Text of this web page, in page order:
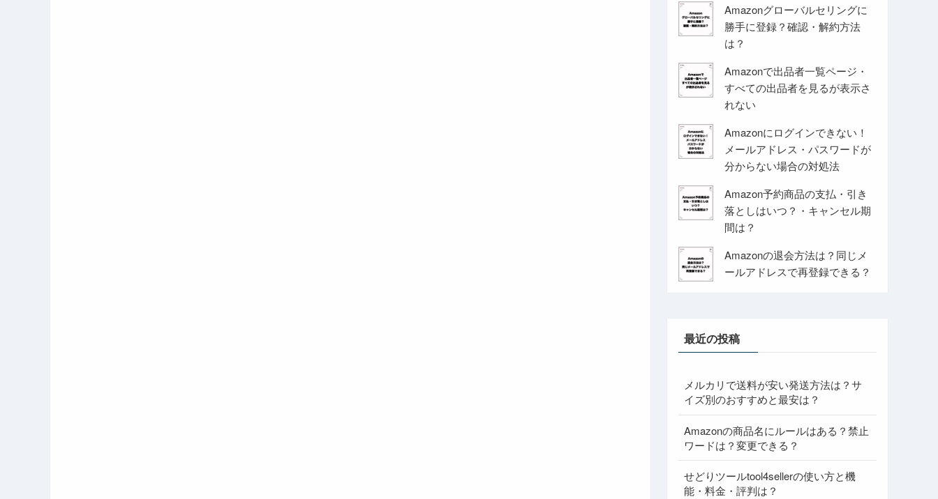
Amazonグローバルセリングに
勝手に登録？確認・解約方法
は？
Amazonで出品者一覧ページ・
すべての出品者を見るが表示さ
れない
Amazonにログインできない！
メールアドレス・パスワードが
分からない場合の対処法
Amazon予約商品の支払・引き
落としはいつ？・キャンセル期
間は？
Amazonの退会方法は？同じメ
ールアドレスで再登録できる？
最近の投稿
メルカリで送料が安い発送方法は？サ
イズ別のおすすめと最安は？
Amazonの商品名にルールはある？禁止
ワードは？変更できる？
せどりツールtool4sellerの使い方と機
能・料金・評判は？